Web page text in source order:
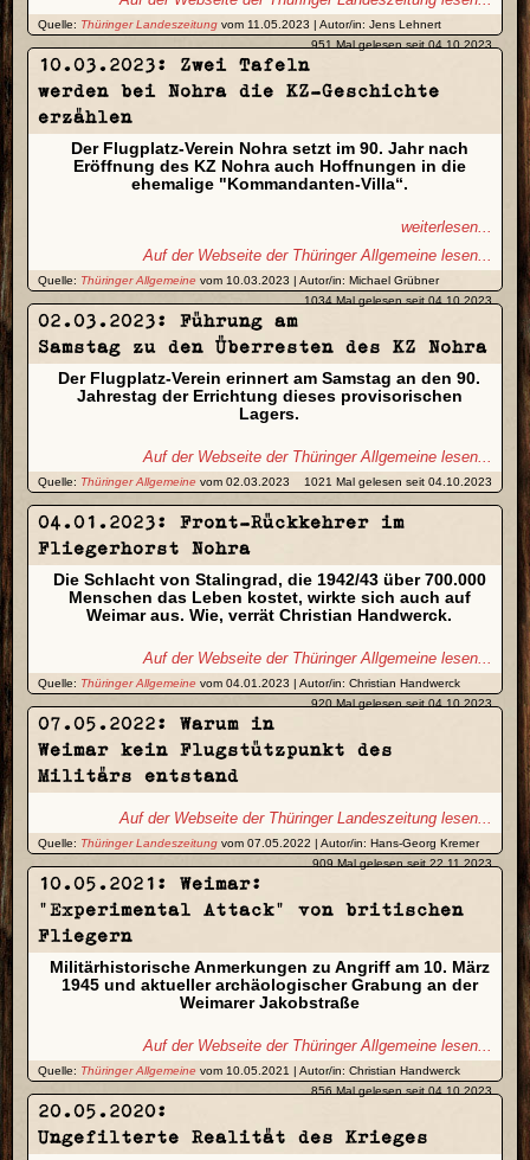
Quelle: Thüringer Landeszeitung vom 11.05.2023 | Autor/in: Jens Lehnert
951 Mal gelesen seit 04.10.2023
10.03.2023: Zwei Tafeln
werden bei Nohra die KZ-Geschichte
erzählen
Der Flugplatz-Verein Nohra setzt im 90. Jahr nach
Eröffnung des KZ Nohra auch Hoffnungen in die
ehemalige "Kommandanten-Villa“.
weiterlesen...
Auf der Webseite der Thüringer Allgemeine lesen...
Quelle: Thüringer Allgemeine vom 10.03.2023 | Autor/in: Michael Grübner
1034 Mal gelesen seit 04.10.2023
02.03.2023: Führung am
Samstag zu den Überresten des KZ Nohra
Der Flugplatz-Verein erinnert am Samstag an den 90.
Jahrestag der Errichtung dieses provisorischen
Lagers.
Auf der Webseite der Thüringer Allgemeine lesen...
Quelle: Thüringer Allgemeine vom 02.03.2023 1021 Mal gelesen seit 04.10.2023
04.01.2023: Front-Rückkehrer im
Fliegerhorst Nohra
Die Schlacht von Stalingrad, die 1942/43 über 700.000
Menschen das Leben kostet, wirkte sich auch auf
Weimar aus. Wie, verrät Christian Handwerck.
Auf der Webseite der Thüringer Allgemeine lesen...
Quelle: Thüringer Allgemeine vom 04.01.2023 | Autor/in: Christian Handwerck
920 Mal gelesen seit 04.10.2023
07.05.2022: Warum in
Weimar kein Flugstützpunkt des
Militärs entstand
Auf der Webseite der Thüringer Landeszeitung lesen...
Quelle: Thüringer Landeszeitung vom 07.05.2022 | Autor/in: Hans-Georg Kremer
909 Mal gelesen seit 22.11.2023
10.05.2021: Weimar:
„Experimental Attack“ von britischen
Fliegern
Militärhistorische Anmerkungen zu Angriff am 10. März
1945 und aktueller archäologischer Grabung an der
Weimarer Jakobstraße
Auf der Webseite der Thüringer Allgemeine lesen...
Quelle: Thüringer Allgemeine vom 10.05.2021 | Autor/in: Christian Handwerck
856 Mal gelesen seit 04.10.2023
20.05.2020:
Ungefilterte Realität des Krieges